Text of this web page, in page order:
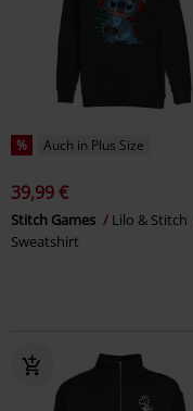
% Auch in Plus Size
39,99 €
Stitch Games
Lilo & Stitch
Sweatshirt